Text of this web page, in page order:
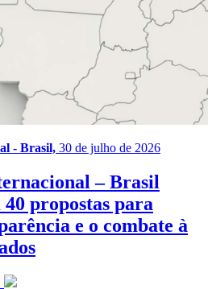
- Brasil, 30 de julho de 2026
– Brasil
propostas para
e o combate à